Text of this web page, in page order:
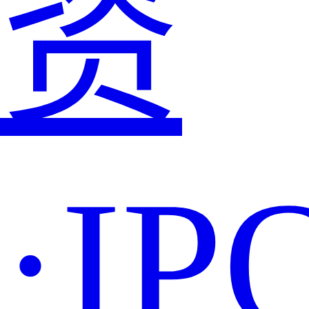
资